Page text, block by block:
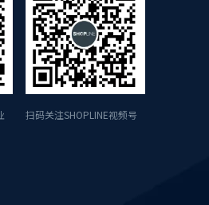
扫码关注SHOPLINE视频号